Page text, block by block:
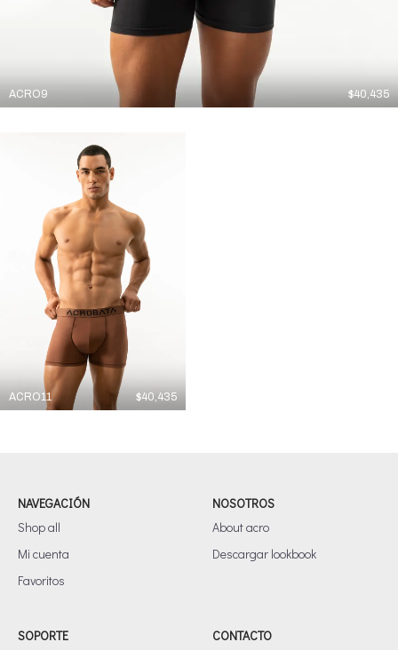
ACRO9 $40,435
ACRO11 $40,435
NAVEGACIÓN
Shop all
Mi cuenta
Favoritos
NOSOTROS
About acro
Descargar lookbook
SOPORTE
CONTACTO